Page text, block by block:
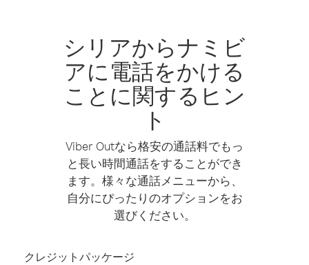
シリアからナミビ
アに電話をかける
ことに関するヒン
ト
Viber Outなら格安の通話料でもっ
と長い時間通話をすることができ
ます。様々な通話メニューから、
自分にぴったりのオプションをお
選びください。
クレジットパッケージ